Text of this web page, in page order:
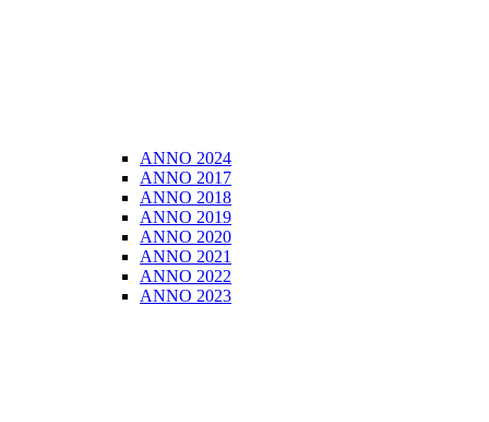
ANNO 2024
ANNO 2017
ANNO 2018
ANNO 2019
ANNO 2020
ANNO 2021
ANNO 2022
ANNO 2023